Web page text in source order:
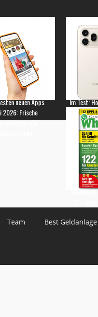
neuen Apps
2026: Frische
für
Im Test:
Team Best Geldanlage